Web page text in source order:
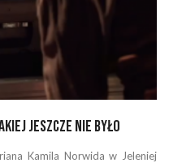
jeszcze nie było
Kamila Norwida w Jeleniej